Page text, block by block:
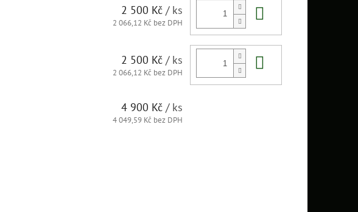
2 500 Kč / ks
2 066,12 Kč bez DPH
2 500 Kč / ks
2 066,12 Kč bez DPH
4 900 Kč / ks
4 049,59 Kč bez DPH